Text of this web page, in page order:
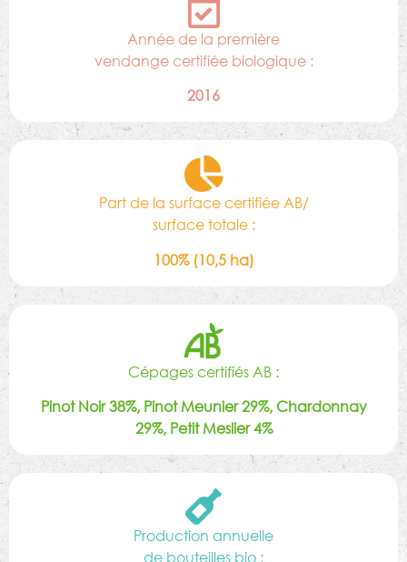
Année de la première
vendange certifiée biologique :
2016
Part de la surface certifiée AB/
surface totale :
100% (10,5 ha)
Cépages certifiés AB :
Pinot Noir 38%, Pinot Meunier 29%, Chardonnay
29%, Petit Meslier 4%
Production annuelle
de bouteilles bio :